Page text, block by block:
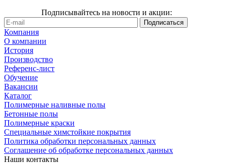
Подписывайтесь на новости и акции:
Компания
О компании
История
Производство
Референс-лист
Обучение
Вакансии
Каталог
Полимерные наливные полы
Бетонные полы
Полимерные краски
Специальные химстойкие покрытия
Политика обработки персональных данных
Cоглашение об обработке персональных данных
Наши контакты